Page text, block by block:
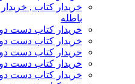
خریدار کتاب ,
باطله
خریدار کتاب دست دو
خریدار کتاب دست
خریدار کتاب دست
خریدار کتاب دست
خریدار کتاب دست